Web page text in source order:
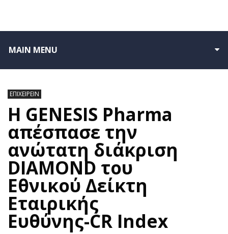
MAIN MENU
ΕΠΙΧΕΙΡΕΙΝ
Η GENESIS Pharma
απέσπασε την
ανώτατη διάκριση
DIAMOND του
Εθνικού Δείκτη
Εταιρικής
Ευθύνης-CR Index